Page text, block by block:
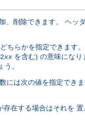
、削除できます。 ヘ
ちらかを指定できます
2xx を含む) の意味にな
。
には次の値を指定でき
在する場合はそれを 置